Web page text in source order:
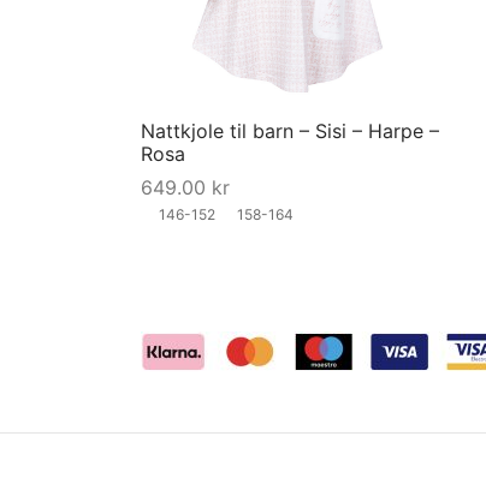
Nattkjole til barn – Sisi – Harpe –
Rosa
649.00 kr
146-152 158-164
multiple